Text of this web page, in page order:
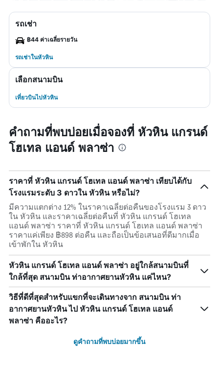
รถเช่า
฿44 ค่าเฉลี่ยรายวัน
รถเช่าในหัวหิน
เลือกสนามบิน
เที่ยวบินไปหัวหิน
คำถามที่พบบ่อยเมื่อจองที่ หัวหิน แกรนด์
โฮเทล แอนด์ พลาซ่า
ราคาที่ หัวหิน แกรนด์ โฮเทล แอนด์ พลาซ่า เทียบได้กับ
โรงแรมระดับ 3 ดาวใน หัวหิน หรือไม่?
มีความแตกต่าง 12% ในราคาเฉลี่ยต่อคืนของโรงแรม 3 ดาว
ใน หัวหิน และราคาเฉลี่ยต่อคืนที่ หัวหิน แกรนด์ โฮเทล
แอนด์ พลาซ่า ราคาที่ หัวหิน แกรนด์ โฮเทล แอนด์ พลาซ่า
ราคาแค่เพียง ฿898 ต่อคืน และถือเป็นข้อเสนอที่ดีมากเมื่อ
เข้าพักใน หัวหิน
หัวหิน แกรนด์ โฮเทล แอนด์ พลาซ่า อยู่ใกล้สนามบินที่
ใกล้ที่สุด สนามบิน ท่าอากาศยานหัวหิน แค่ไหน?
วิธีที่ดีที่สุดสำหรับแขกที่จะเดินทางจาก สนามบิน ท่า
อากาศยานหัวหิน ไป หัวหิน แกรนด์ โฮเทล แอนด์
พลาซ่า คืออะไร?
ดูคำถามที่พบบ่อยมากขึ้น